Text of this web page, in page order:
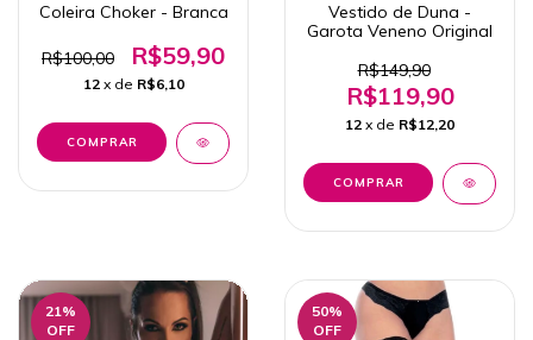
Coleira Choker - Branca
R$100,00 R$59,90
12 x de R$6,10
Vestido de Duna -
Garota Veneno Original
R$149,90
R$119,90
12 x de R$12,20
COMPRAR
21%
OFF
50%
OFF